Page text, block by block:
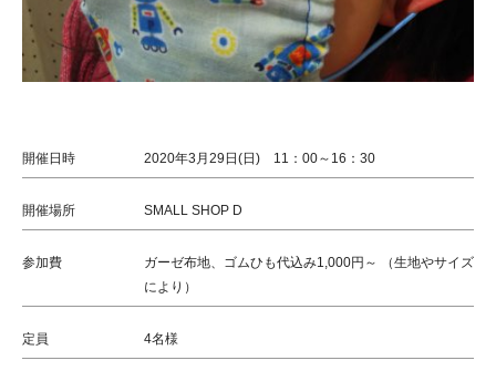
開催日時 2020年3月29日(日) 11：00～16：30
開催場所 SMALL SHOP D
参加費
ガーゼ布地、ゴムひも代込み1,000円～ （生地やサイズ
により）
定員 4名様